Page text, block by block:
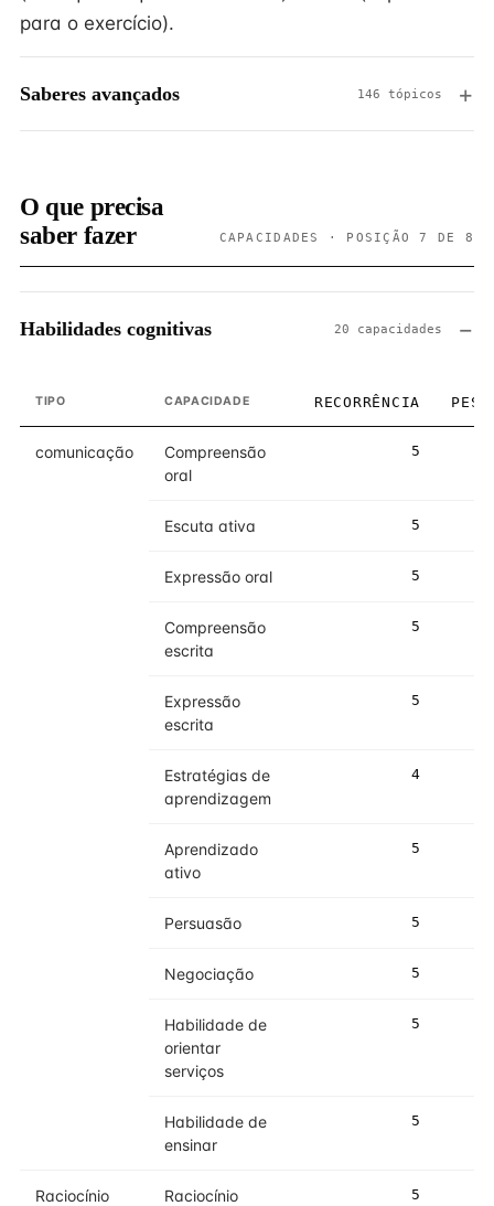
para o exercício).
Saberes avançados 146 tópicos
O que precisa
saber fazer
CAPACIDADES · POSIÇÃO 7 DE 8
Habilidades cognitivas 20 capacidades
TIPO CAPACIDADE RECORRÊNCIA PESO
comunicação
Compreensão
oral
5
Escuta ativa 5
Expressão oral 5
Compreensão
escrita
5
Expressão
escrita
5
Estratégias de
aprendizagem
4
Aprendizado
ativo
5
Persuasão 5
Negociação 5
Habilidade de
orientar
serviços
5
Habilidade de
ensinar
5
Raciocínio
Raciocínio
5